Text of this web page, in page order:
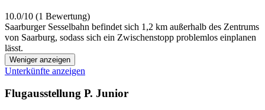
10.0/10 (1 Bewertung)
Saarburger Sesselbahn befindet sich 1,2 km außerhalb des Zentrums
von Saarburg, sodass sich ein Zwischenstopp problemlos einplanen
lässt.
Weniger anzeigen
Unterkünfte anzeigen
Flugausstellung P. Junior